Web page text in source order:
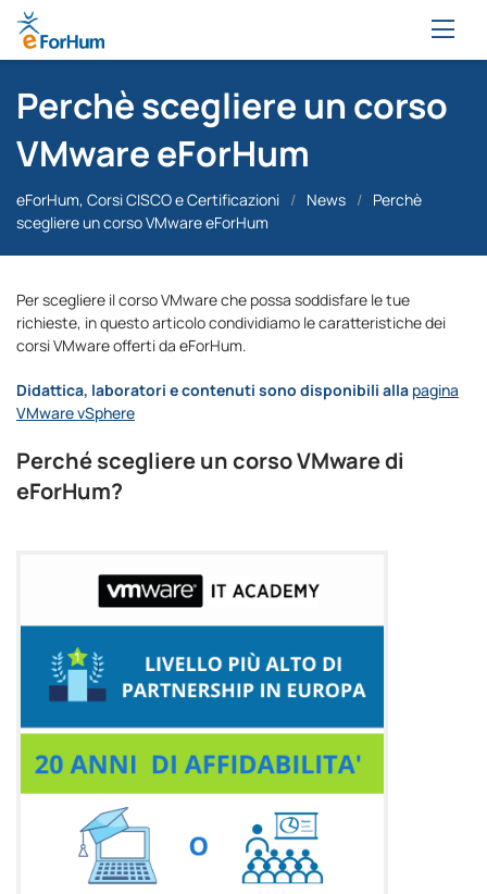
Perchè scegliere un corso
VMware eForHum
eForHum, Corsi CISCO e Certificazioni / News / Perchè
scegliere un corso VMware eForHum
Per scegliere il corso VMware che possa soddisfare le tue
richieste, in questo articolo condividiamo le caratteristiche dei
corsi VMware offerti da eForHum.
Didattica, laboratori e contenuti sono disponibili alla pagina
VMware vSphere
Perché scegliere un corso VMware di
eForHum?